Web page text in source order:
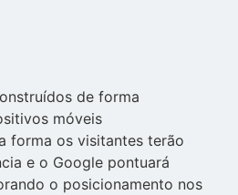
de forma
móveis
forma os visitantes terão
e o Google pontuará
o posicionamento nos